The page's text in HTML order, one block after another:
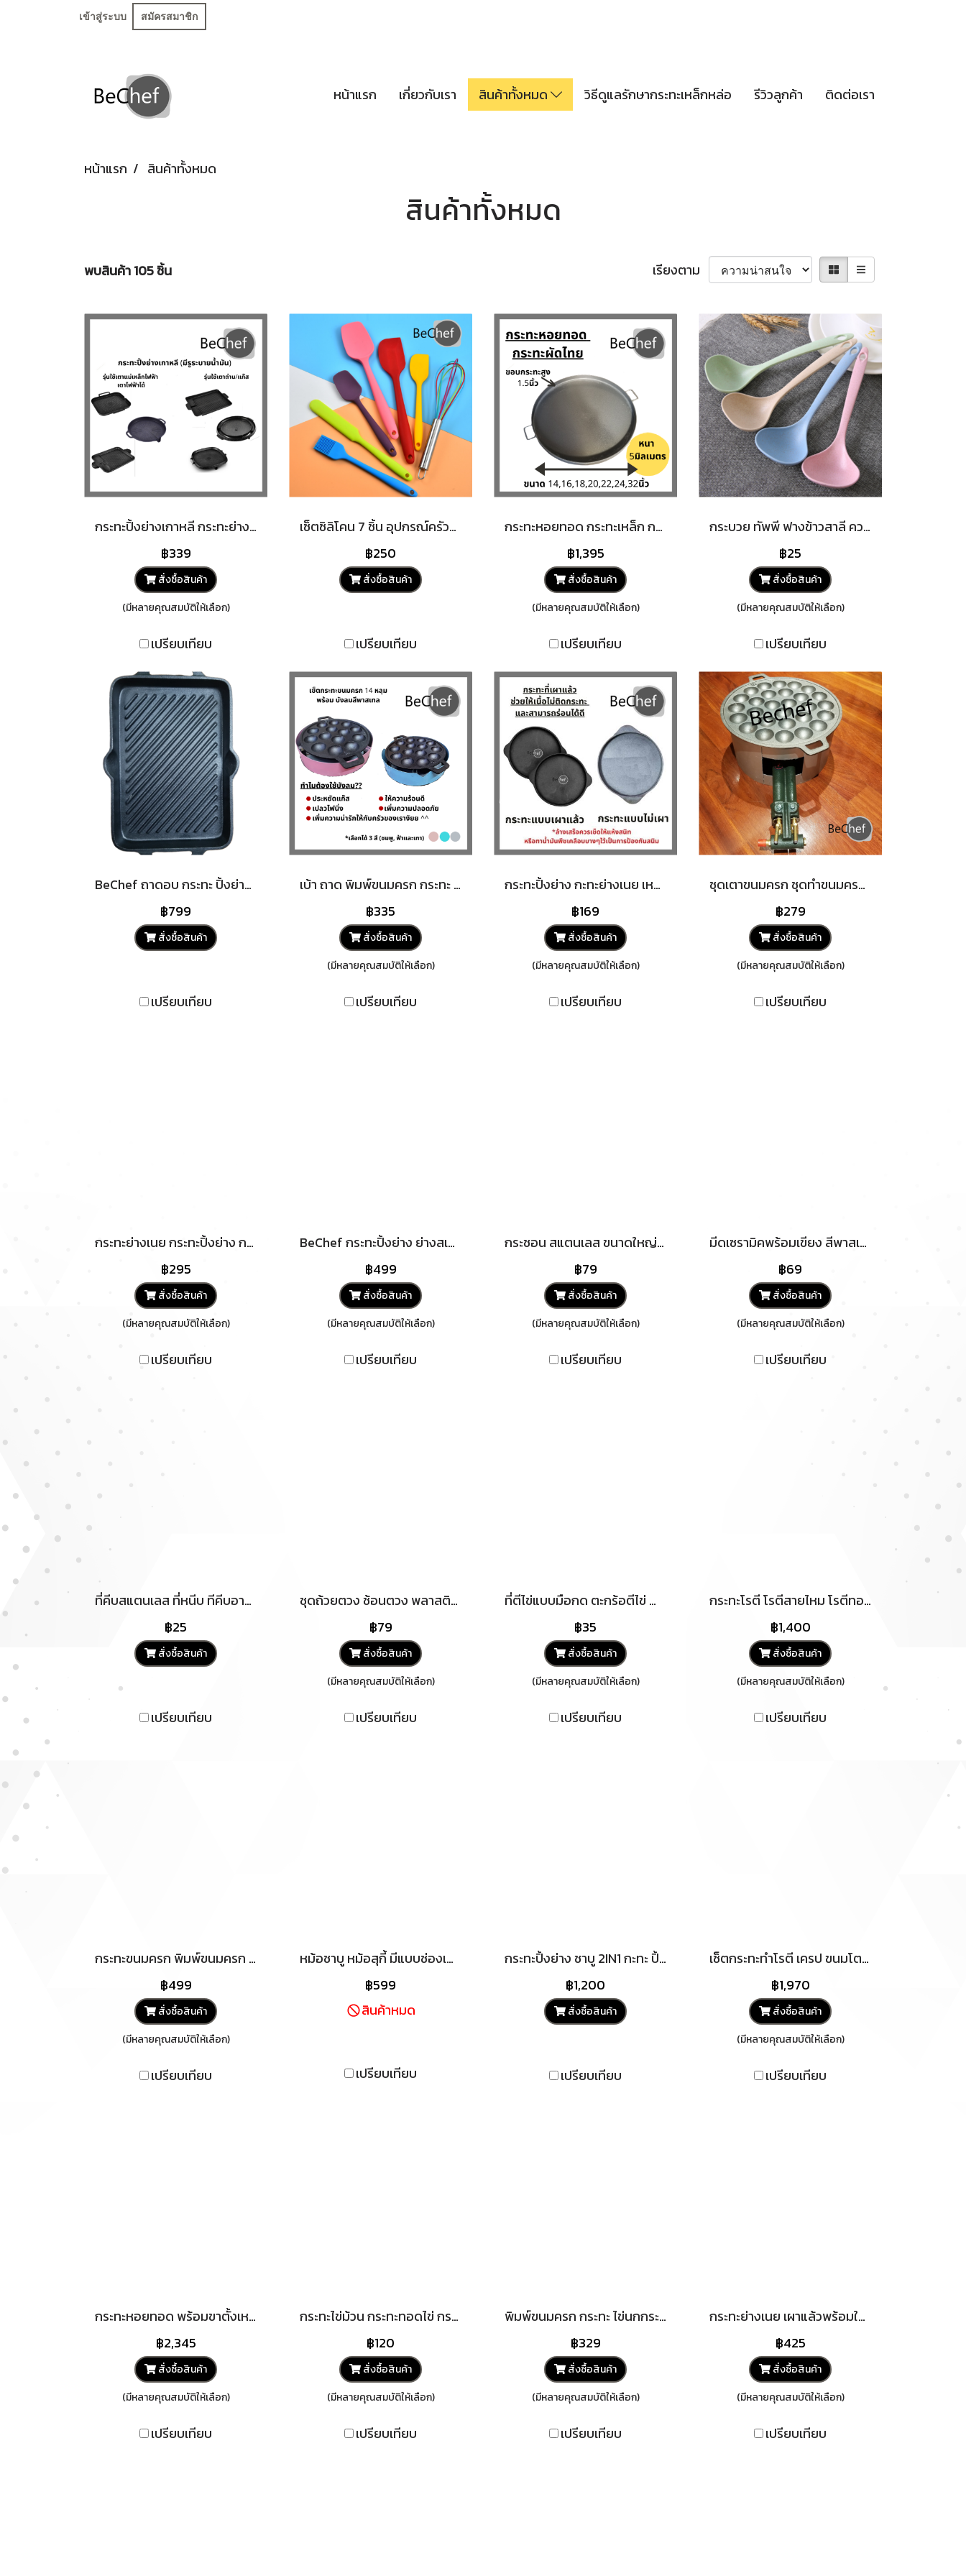
เข้าสู่ระบบ สมัครสมาชิก
หน้าแรก เกี่ยวกับเรา สินค้าทั้งหมด วิธีดูแลรักษากระทะเหล็กหล่อ รีวิวลูกค้า ติดต่อเรา
หน้าแรก สินค้าทั้งหมด
สินค้าทั้งหมด
พบสินค้า 105 ชิ้น เรียงตาม
กระทะปิ้งย่างเกาหลี กระทะย่าง bbq หมูกระทะ กระทะ ย่างเนย สามารถใช้กับเตาแม่เหล็กไฟฟ้าได้ (อ่านก่อนสั่ง มีหลายแบบ)
฿339
สั่งซื้อสินค้า
(มีหลายคุณสมบัติให้เลือก)
เปรียบเทียบ
เซ็ตซิลิโคน 7 ชิ้น อุปกรณ์ครัวซิลิโคน ทัพพี ไม้พาย ที่ตีไข่ แปรงทาเนย แปรงทาน้ำมัน ไม่ละลาย ทนความร้อนสูง
฿250
สั่งซื้อสินค้า
เปรียบเทียบ
กระทะหอยทอด กระทะเหล็ก กระทะผัดไท กระทะออส่วน กะทะ มี 3 ขนาดให้เลือก 14-32 นิ้ว มี หู 2 ข้าง
฿1,395
สั่งซื้อสินค้า
(มีหลายคุณสมบัติให้เลือก)
เปรียบเทียบ
กระบวย ทัพพี ฟางข้าวสาลี ความยาว 23cm กระบวยตักอาหาร กระบวยตักซุป สามารถย่อยสลายได้ มีทั้งหมด 4 สีให้เลือก
฿25
สั่งซื้อสินค้า
(มีหลายคุณสมบัติให้เลือก)
เปรียบเทียบ
BeChef ถาดอบ กระทะ ปิ้งย่าง สามารถเอาเข้าเตาอบได้ ขนาด 35*24*3cm ทำจากเหล็กหล่อ ย่างสเต๊ก ทนทาน ไร้สารเคมีเคลือบผิว
฿799
สั่งซื้อสินค้า
เปรียบเทียบ
เบ้า ถาด พิมพ์ขนมครก กระทะ 14 หลุมขนมครกโบราณ มีของแถม!! ไข่นกกระทา เหล็กหล่อ พร้อมฝาปิดอลูมิเนียม ไร้สารเคมีเคลือบผิว
฿335
สั่งซื้อสินค้า
(มีหลายคุณสมบัติให้เลือก)
เปรียบเทียบ
กระทะปิ้งย่าง กะทะย่างเนย เหล็กหล่อ ย่างเนื้อ จานร้อน หอยทอด ออส่วน ผัดไท เครป โรตี ขนาด 9 นิ้ว (22.5cm)
฿169
สั่งซื้อสินค้า
(มีหลายคุณสมบัติให้เลือก)
เปรียบเทียบ
ชุดเตาขนมครก ชุดทำขนมครก เบ้าพิมพ์ขนมครกเหล็กหล่อพร้อมฝาสแตนเลส บังลมและหัวเตาแก๊ส c30
฿279
สั่งซื้อสินค้า
(มีหลายคุณสมบัติให้เลือก)
เปรียบเทียบ
กระทะย่างเนย กระทะปิ้งย่าง กะทะ หมูกระทะ เนื้อย่าง เหล็กหล่อพร้อมเตาส้ม ขนาด 8-10 นิ้ว
฿295
สั่งซื้อสินค้า
(มีหลายคุณสมบัติให้เลือก)
เปรียบเทียบ
BeChef กระทะปิ้งย่าง ย่างสเต๊ก ย่างสเต๊ก ทำจากเหล็กหล่อ ร้อนเร็ว ทนทาน ใช้ได้กับเตาทุกประเภท
฿499
สั่งซื้อสินค้า
(มีหลายคุณสมบัติให้เลือก)
เปรียบเทียบ
กระชอน สแตนเลส ขนาดใหญ่ ด้ามไม้ ทนทาน แข็งแรง ขนาด 18cm ด้ามยาว สำหรับลวกอาหาร
฿79
สั่งซื้อสินค้า
(มีหลายคุณสมบัติให้เลือก)
เปรียบเทียบ
มีดเซรามิคพร้อมเขียง สีพาสเทล 3 ชิ้น ที่ปอกผลไม้ มีด เขียง ปลอกผลไม้ มีดปลอกเปลือก ส่งตรงจากโรงงาน
฿69
สั่งซื้อสินค้า
(มีหลายคุณสมบัติให้เลือก)
เปรียบเทียบ
ที่คีบสแตนเลส ที่หนีบ ทีคีบอาหาร คลิปหนีบอาหาร ที่คีบ ที่คีบอเนกประสงค์ ที่คีบขนม
฿25
สั่งซื้อสินค้า
เปรียบเทียบ
ชุดถ้วยตวง ช้อนตวง พลาสติก PP 9 ชิ้น มีสีดำและสีแดง เบเกอรี่ อุปกรณ์ทำขนม
฿79
สั่งซื้อสินค้า
(มีหลายคุณสมบัติให้เลือก)
เปรียบเทียบ
ที่ตีไข่แบบมือกด ตะกร้อตีไข่ ทำจากสแตนเลส ที่ตีฟองแบบมือกด อุปกรณ์เบเกอรี่ ที่ตีฟอง ที่ตีไข่ ขนาด 10 หรือ 12 นิ้ว
฿35
สั่งซื้อสินค้า
(มีหลายคุณสมบัติให้เลือก)
เปรียบเทียบ
กระทะโรตี โรตีสายไหม โรตีทอด โรตี กระทะ พร้อมหัวเตา c30 และขาตั้งเหล็ก
฿1,400
สั่งซื้อสินค้า
(มีหลายคุณสมบัติให้เลือก)
เปรียบเทียบ
กระทะขนมครก พิมพ์ขนมครก 14 หลุมเผาแล้วพร้อมเตาเหล็กสีพาสเทล กระทะไข่นกกระทา ขนมครก เตาขนมครก ใช้ได้กับเตาทุกประเภท
฿499
สั่งซื้อสินค้า
(มีหลายคุณสมบัติให้เลือก)
เปรียบเทียบ
หม้อชาบู หม้อสุกี้ มีแบบช่องเดียวและ 2 ช่อง ขนาดใหญ่ 37.6*26.5cm ไม่ติดกระทะ สามารถใช้ได้กับเตาทุกประเภท
฿599
สินค้าหมด
เปรียบเทียบ
กระทะปิ้งย่าง ชาบู 2IN1 กะทะ ปิ้งย่าง หม้อชาบู หม้อสุกี้ กระทะเหล็กหล่อ ทนทาน ขนาด 35cm ใช้กับเตาแม่เหล็กไฟฟ้าได้
฿1,200
สั่งซื้อสินค้า
เปรียบเทียบ
เซ็ตกระทะทำโรตี เครป ขนมโตเกียว ขนมเบื้องพร้อมเตา บังลม โรตี กระทะโรตี กระทะเหล็ก กะทะ
฿1,970
สั่งซื้อสินค้า
(มีหลายคุณสมบัติให้เลือก)
เปรียบเทียบ
กระทะหอยทอด พร้อมขาตั้งเหล็ก หอยทอด กระทะผัดไท กระทะ ผัดไท
฿2,345
สั่งซื้อสินค้า
(มีหลายคุณสมบัติให้เลือก)
เปรียบเทียบ
กระทะไข่ม้วน กระทะทอดไข่ กระทะหินแร่ กระทะทรงสี่เหลี่ยม maifan stone nonstick ไม่ติดกระทะ สีชมพู ขนาด 18*13cm
฿120
สั่งซื้อสินค้า
(มีหลายคุณสมบัติให้เลือก)
เปรียบเทียบ
พิมพ์ขนมครก กระทะ ไข่นกกระทา 28 หลุม เผาแล้วพร้อมใช้งาน เหล็กหล่อ ร้อนเร็ว ประหยัดไฟ เตา ทุกประเภท ไร้สารเคมีเคลือบผิว
฿329
สั่งซื้อสินค้า
(มีหลายคุณสมบัติให้เลือก)
เปรียบเทียบ
กระทะย่างเนย เผาแล้วพร้อมใช้งาน พร้อมเตาเซรามิค กะทะ ปิ้งย่าง ออส่วน หอยทอด กระทะแบน จานร้อน
฿425
สั่งซื้อสินค้า
(มีหลายคุณสมบัติให้เลือก)
เปรียบเทียบ